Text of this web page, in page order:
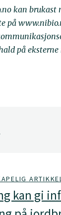
kan
på
på
kan gi